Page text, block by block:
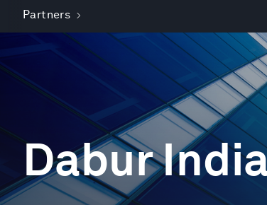
Partners
Dabur